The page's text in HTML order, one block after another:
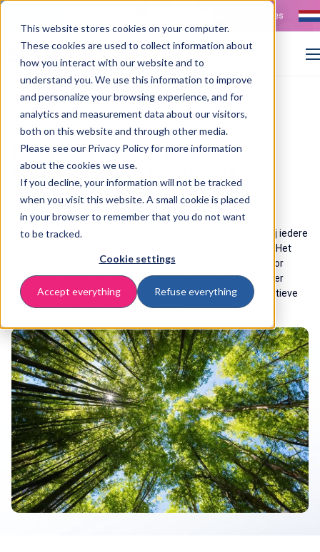
This website stores cookies on your computer.
These cookies are used to collect information about
how you interact with our website and to
understand you. We use this information to improve
and personalize your browsing experience, and for
analytics and measurement data about our visitors,
both on this website and through other media.
Please see our Privacy Policy for more information
about the cookies we use.
If you decline, your information will not be tracked
when you visit this website. A small cookie is placed
in your browser to remember that you do not want
to be tracked.
Cookie settings
Accept everything Refuse everything
Vacatures
Home >Resources>Samen groen met Trees for All
ISPnext Forest: voor
een duurzame toekomst
12 Juni 2025
Wij zijn verheugd om aan te kondigen dat we vanaf 2024 bij iedere
nieuwe klant twintig bomen planten in het 'ISPnext Forest'. Het
groeiende bos symboliseert de start van onze klantreis. Door
bomen te planten wordt op een concrete en tastbare manier
bijgedragen aan een groene en gezonde wereld. Een collectieve
inspanning voor een groene toekomst.